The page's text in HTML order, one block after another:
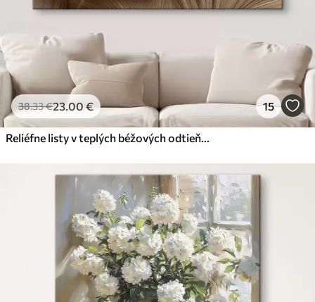
38.33€23.00€ 15
Reliéfne listy v teplých béžových odtieňoch